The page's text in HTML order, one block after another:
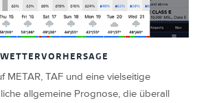
WETTERVORHERSAGE
METAR, TAF und eine vielseitige
allgemeine Prognose, die überall